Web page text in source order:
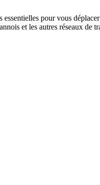
pour vous
et les autres réseaux de